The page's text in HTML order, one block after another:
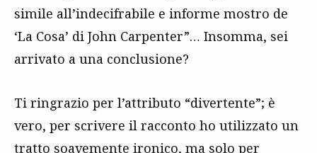
simile all’indecifrabile e informe mostro de
‘La Cosa’ di John Carpenter”… Insomma, sei
arrivato a una conclusione?
Ti ringrazio per l’attributo “divertente”; è
vero, per scrivere il racconto ho utilizzato un
tratto soavemente ironico, ma solo per